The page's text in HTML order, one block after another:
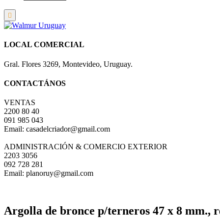
LOCAL COMERCIAL
Gral. Flores 3269, Montevideo, Uruguay.
CONTACTÁNOS
VENTAS
2200 80 40
091 985 043
Email: casadelcriador@gmail.com
ADMINISTRACIÓN & COMERCIO EXTERIOR
2203 3056
092 728 281
Email: planoruy@gmail.com
Argolla de bronce p/terneros 47 x 8 mm.,